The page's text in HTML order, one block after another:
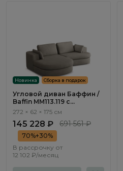
Новинка Сборка в подарок
Угловой диван Баффин /
Baffin ММ113.119 с
оттоманкой и
272 × 62 × 175 см
145 228 ₽ 691 561 ₽
70%+30%
В рассрочку от
12 102 ₽/месяц